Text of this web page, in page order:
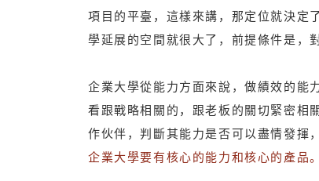
項目的平臺，這樣來講，那定位就決定
學延展的空間就很大了，前提條件是，
企業大學從能力方面來說，做績效的能
看跟戰略相關的，跟老板的關切緊密相
作伙伴，判斷其能力是否可以盡情發揮
企業大學要有核心的能力和核心的產品。